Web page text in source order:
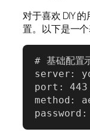
对于喜欢 DIY
置。以下是一
# 基础配置
server:
port: 443
method: